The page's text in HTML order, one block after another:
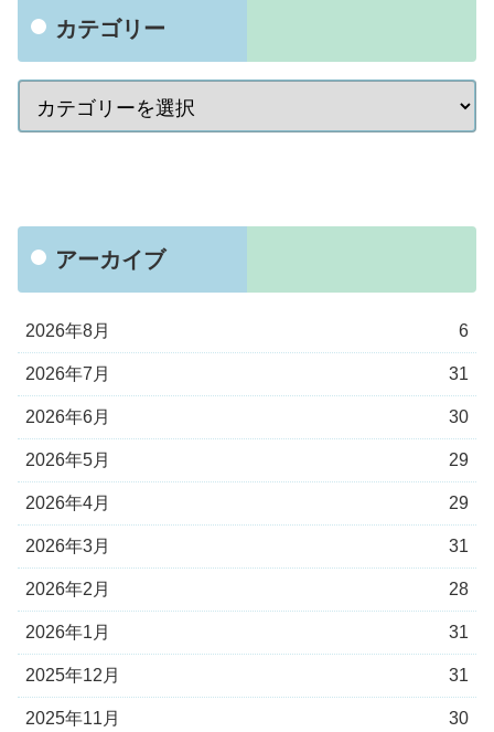
カテゴリー
アーカイブ
2026年8月 6
2026年7月 31
2026年6月 30
2026年5月 29
2026年4月 29
2026年3月 31
2026年2月 28
2026年1月 31
2025年12月 31
2025年11月 30